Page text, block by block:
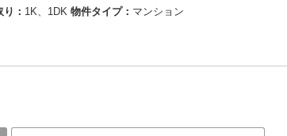
り： 1K、1DK 物件タイプ： マンション